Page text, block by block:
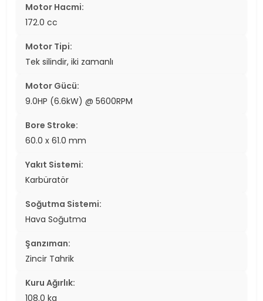
Motor Hacmi:
172.0 cc
Motor Tipi:
Tek silindir, iki zamanlı
Motor Gücü:
9.0HP (6.6kW) @ 5600RPM
Bore Stroke:
60.0 x 61.0 mm
Yakıt Sistemi:
Karbüratör
Soğutma Sistemi:
Hava Soğutma
Şanzıman:
Zincir Tahrik
Kuru Ağırlık:
108.0 kg